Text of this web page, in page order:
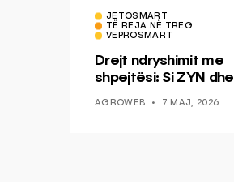
JETOSMART
TË REJA NË TREG
VEPROSMART
Drejt ndryshimit me
shpejtësi: Si ZYN dhe
epokë të re pa tym
AGROWEB 7 MAJ, 2026